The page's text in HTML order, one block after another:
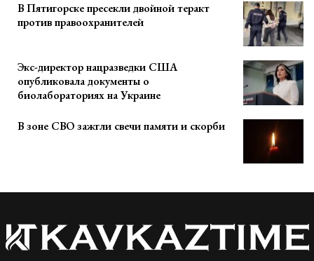
В Пятигорске пресекли двойной теракт
против правоохранителей
Экс-директор нацразведки США
опубликовала документы о
биолабораториях на Украине
В зоне СВО зажгли свечи памяти и скорби